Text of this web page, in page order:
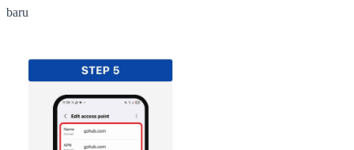
baru